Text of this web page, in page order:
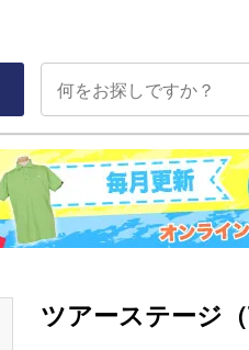
ツアーステージ